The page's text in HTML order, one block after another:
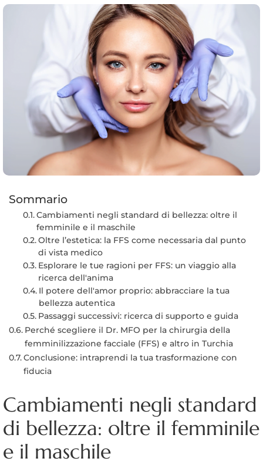
Sommario
Cambiamenti negli standard di bellezza: oltre il
femminile e il maschile
Oltre l’estetica: la FFS come necessaria dal punto
di vista medico
Esplorare le tue ragioni per FFS: un viaggio alla
ricerca dell'anima
Il potere dell'amor proprio: abbracciare la tua
bellezza autentica
Passaggi successivi: ricerca di supporto e guida
Perché scegliere il Dr. MFO per la chirurgia della
femminilizzazione facciale (FFS) e altro in Turchia
Conclusione: intraprendi la tua trasformazione con
fiducia
Cambiamenti negli standard
di bellezza: oltre il femminile
e il maschile